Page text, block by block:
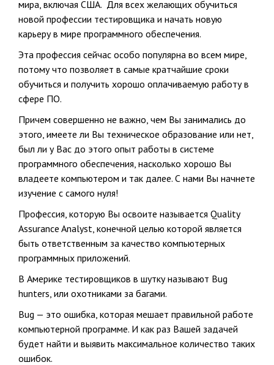
мира, включая США. Для всех желающих обучиться
новой профессии тестировщика и начать новую
карьеру в мире программного обеспечения.
Эта профессия сейчас особо популярна во всем мире,
потому что позволяет в самые кратчайшие сроки
обучиться и получить хорошо оплачиваемую работу в
сфере ПО.
Причем совершенно не важно, чем Вы занимались до
этого, имеете ли Вы техническое образование или нет,
был ли у Вас до этого опыт работы в системе
программного обеспечения, насколько хорошо Вы
владеете компьютером и так далее. С нами Вы начнете
изучение с самого нуля!
Профессия, которую Вы освоите называется Quality
Assurance Analyst , конечной целью которой является
быть ответственным за качество компьютерных
программных приложений.
В Америке тестировщиков в шутку называют Bug
hunters, или охотниками за багами.
Bug — это ошибка, которая мешает правильной работе
компьютерной программе. И как раз Вашей задачей
будет найти и выявить максимальное количество таких
ошибок.